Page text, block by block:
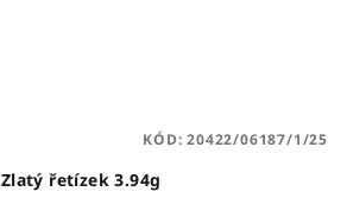
Zlatý řetízek 3.94g
KÓD:20422/06187/1/25